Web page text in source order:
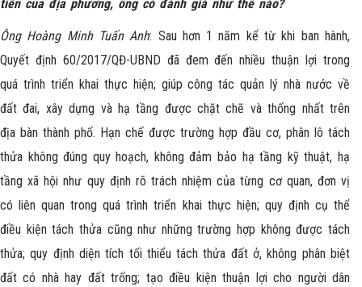
tiễn của địa phương, ông có đánh giá như thế nào?
Ông Hoàng Minh Tuấn Anh: Sau hơn 1 năm kể từ khi ban hành,
Quyết định 60/2017/QĐ-UBND đã đem đến nhiều thuận lợi trong
quá trình triển khai thực hiện; giúp công tác quản lý nhà nước về
đất đai, xây dựng và hạ tầng được chặt chẽ và thống nhất trên
địa bàn thành phố. Hạn chế được trường hợp đầu cơ, phân lô tách
thửa không đúng quy hoạch, không đảm bảo hạ tầng kỹ thuật, hạ
tầng xã hội như quy định rõ trách nhiệm của từng cơ quan, đơn vị
có liên quan trong quá trình triển khai thực hiện; quy định cụ thể
điều kiện tách thửa cũng như những trường hợp không được tách
thửa; quy định diện tích tối thiểu tách thửa đất ở, không phân biệt
đất có nhà hay đất trống; tạo điều kiện thuận lợi cho người dân